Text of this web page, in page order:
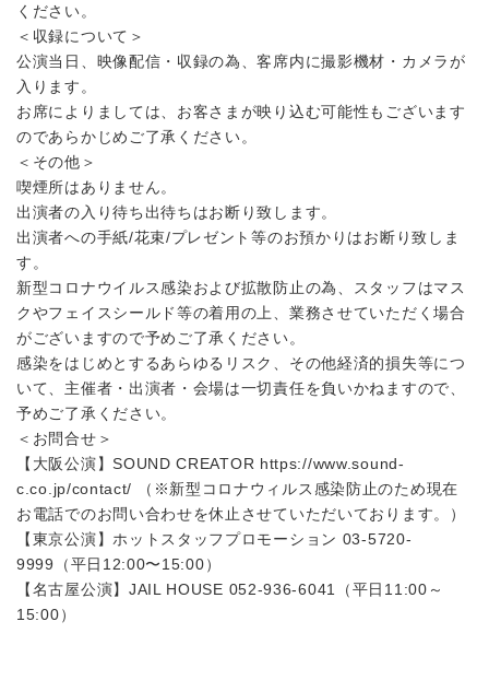
ください。
＜収録について＞
公演当日、映像配信・収録の為、客席内に撮影機材・カメラが
入ります。
お席によりましては、お客さまが映り込む可能性もございます
のであらかじめご了承ください。
＜その他＞
喫煙所はありません。
出演者の入り待ち出待ちはお断り致します。
出演者への手紙/花束/プレゼント等のお預かりはお断り致しま
す。
新型コロナウイルス感染および拡散防止の為、スタッフはマス
クやフェイスシールド等の着用の上、業務させていただく場合
がございますので予めご了承ください。
感染をはじめとするあらゆるリスク、その他経済的損失等につ
いて、主催者・出演者・会場は一切責任を負いかねますので、
予めご了承ください。
＜お問合せ＞
【大阪公演】SOUND CREATOR https://www.sound-
c.co.jp/contact/ （※新型コロナウィルス感染防止のため現在
お電話でのお問い合わせを休止させていただいております。）
【東京公演】ホットスタッフプロモーション 03-5720-
9999（平日12:00〜15:00）
【名古屋公演】JAIL HOUSE 052-936-6041（平日11:00～
15:00）